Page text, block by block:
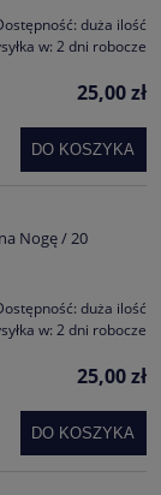
duża ilość
w: 2 dni robocze
25,00 zł
DO KOSZYKA
Nogę / 20
duża ilość
w: 2 dni robocze
25,00 zł
DO KOSZYKA